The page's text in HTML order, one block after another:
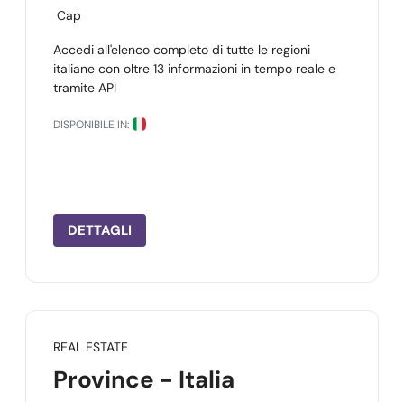
Cap
Accedi all'elenco completo di tutte le regioni
italiane con oltre 13 informazioni in tempo reale e
tramite API
DISPONIBILE IN:
DETTAGLI
REAL ESTATE
Province - Italia